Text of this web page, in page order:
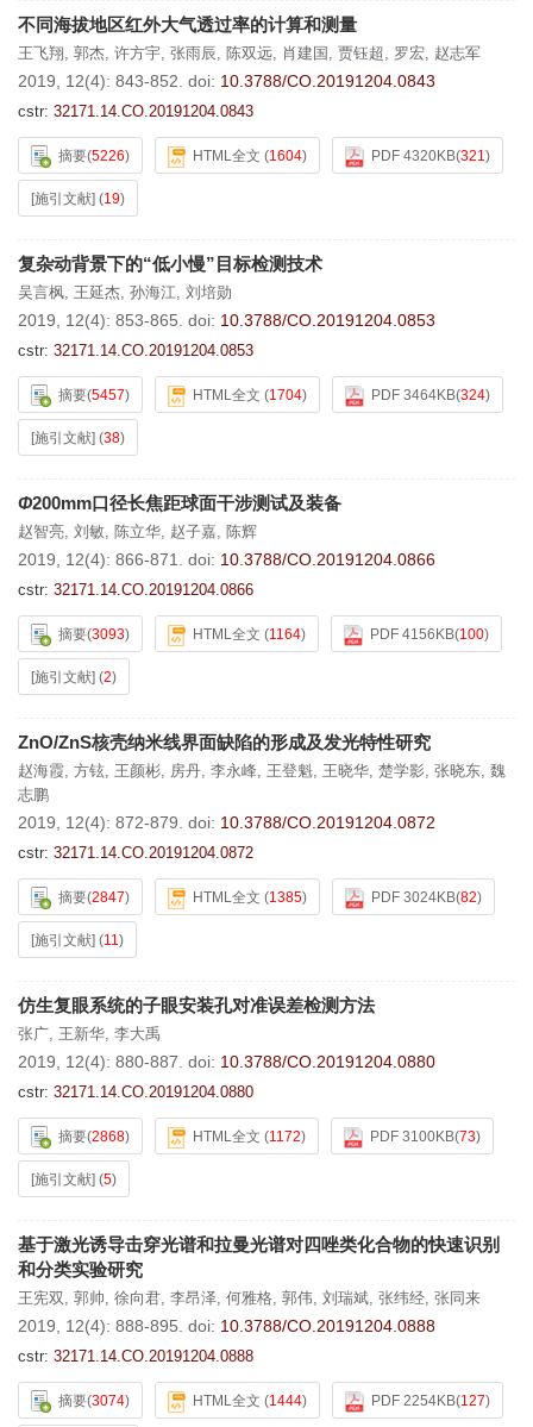
不同海拔地区红外大气透过率的计算和测量
王飞翔, 郭杰, 许方宇, 张雨辰, 陈双远, 肖建国 , 贾钰超, 罗宏, 赵志军
2019, 12(4): 843-852. doi: 10.3788/CO.20191204.0843
cstr: 32171.14.CO.20191204.0843
摘要(5226) HTML全文 (1604) PDF 4320KB(321)
[施引文献] (19)
复杂动背景下的“低小慢”目标检测技术
吴言枫, 王延杰, 孙海江, 刘培勋
2019, 12(4): 853-865. doi: 10.3788/CO.20191204.0853
cstr: 32171.14.CO.20191204.0853
摘要(5457) HTML全文 (1704) PDF 3464KB(324)
[施引文献] (38)
Φ200mm口径长焦距球面干涉测试及装备
赵智亮, 刘敏, 陈立华, 赵子嘉, 陈辉
2019, 12(4): 866-871. doi: 10.3788/CO.20191204.0866
cstr: 32171.14.CO.20191204.0866
摘要(3093) HTML全文 (1164) PDF 4156KB(100)
[施引文献] (2)
ZnO/ZnS核壳纳米线界面缺陷的形成及发光特性研究
赵海霞, 方铉, 王颜彬, 房丹, 李永峰, 王登魁, 王晓华, 楚学影, 张晓东, 魏
志鹏
2019, 12(4): 872-879. doi: 10.3788/CO.20191204.0872
cstr: 32171.14.CO.20191204.0872
摘要(2847) HTML全文 (1385) PDF 3024KB(82)
[施引文献] (11)
仿生复眼系统的子眼安装孔对准误差检测方法
张广, 王新华, 李大禹
2019, 12(4): 880-887. doi: 10.3788/CO.20191204.0880
cstr: 32171.14.CO.20191204.0880
摘要(2868) HTML全文 (1172) PDF 3100KB(73)
[施引文献] (5)
基于激光诱导击穿光谱和拉曼光谱对四唑类化合物的快速识别
和分类实验研究
王宪双, 郭帅, 徐向君, 李昂泽, 何雅格, 郭伟, 刘瑞斌, 张纬经, 张同来
2019, 12(4): 888-895. doi: 10.3788/CO.20191204.0888
cstr: 32171.14.CO.20191204.0888
摘要(3074) HTML全文 (1444) PDF 2254KB(127)